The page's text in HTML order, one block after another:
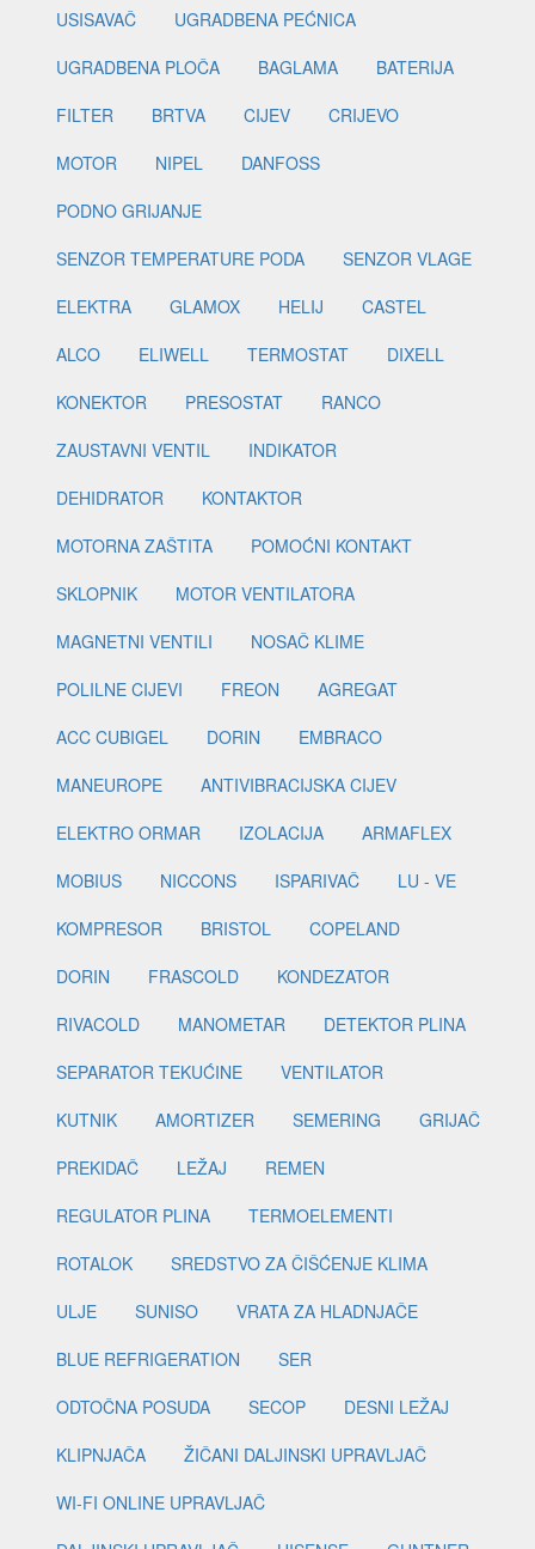
USISAVAČ
UGRADBENA PEĆNICA
UGRADBENA PLOČA
BAGLAMA
BATERIJA
FILTER
BRTVA CIJEV
CRIJEVO
MOTOR
NIPEL
DANFOSS
PODNO GRIJANJE
SENZOR TEMPERATURE PODA
SENZOR VLAGE
ELEKTRA
GLAMOX HELIJ
CASTEL
ALCO
ELIWELL TERMOSTAT
DIXELL
KONEKTOR
PRESOSTAT
RANCO
ZAUSTAVNI VENTIL
INDIKATOR
DEHIDRATOR
KONTAKTOR
MOTORNA ZAŠTITA
POMOĆNI KONTAKT
SKLOPNIK
MOTOR VENTILATORA
MAGNETNI VENTILI
NOSAČ KLIME
POLILNE CIJEVI
FREON
AGREGAT
ACC CUBIGEL
DORIN
EMBRACO
MANEUROPE
ANTIVIBRACIJSKA CIJEV
ELEKTRO ORMAR
IZOLACIJA
ARMAFLEX
MOBIUS
NICCONS ISPARIVAČ
LU - VE
KOMPRESOR
BRISTOL
COPELAND
DORIN
FRASCOLD
KONDEZATOR
RIVACOLD
MANOMETAR
DETEKTOR PLINA
SEPARATOR TEKUĆINE
VENTILATOR
KUTNIK
AMORTIZER SEMERING
GRIJAČ
PREKIDAČ
LEŽAJ
REMEN
REGULATOR PLINA
TERMOELEMENTI
ROTALOK
SREDSTVO ZA ČIŠĆENJE KLIMA
ULJE
SUNISO
VRATA ZA HLADNJAČE
BLUE REFRIGERATION
SER
ODTOČNA POSUDA
SECOP
DESNI LEŽAJ
KLIPNJAČA
ŽIČANI DALJINSKI UPRAVLJAČ
WI-FI ONLINE UPRAVLJAČ